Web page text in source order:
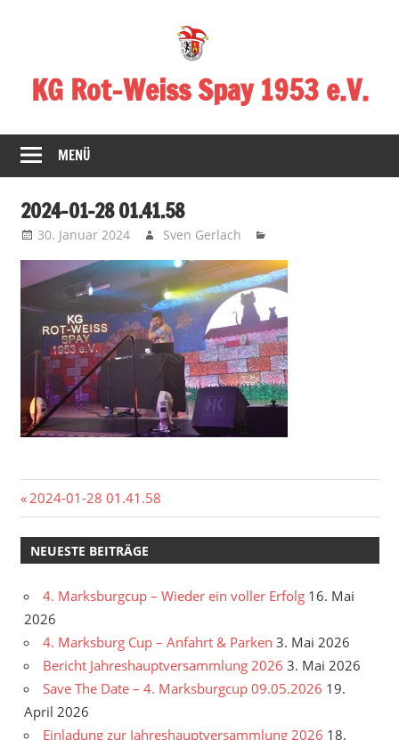
KG Rot-Weiss Spay 1953 e.V.
in
Spay!
MENÜ
2024-01-28 01.41.58
30. Januar 2024 Sven Gerlach
Beitragsnavigation
Vorheriger
Beitrag:
2024-01-28 01.41.58
NEUESTE BEITRÄGE
4. Marksburgcup – Wieder ein voller Erfolg 16. Mai
2026
4. Marksburg Cup – Anfahrt & Parken 3. Mai 2026
Bericht Jahreshauptversammlung 2026 3. Mai 2026
Save The Date – 4. Marksburgcup 09.05.2026 19.
April 2026
Einladung zur Jahreshauptversammlung 2026 18.